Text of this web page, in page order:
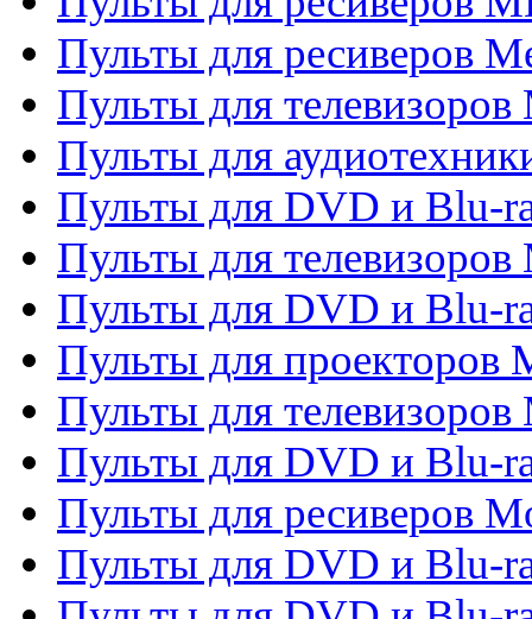
Пульты для ресиверов
Пульты для телевизоров
Пульты для
Пульты для DVD и Blu-
Пульты для
Пульты для DVD и Blu-
Пульты для проекторов
Пульты для
Пульты для DVD и Blu-
Пульты для ресиверов
Пульты для DVD и Blu-